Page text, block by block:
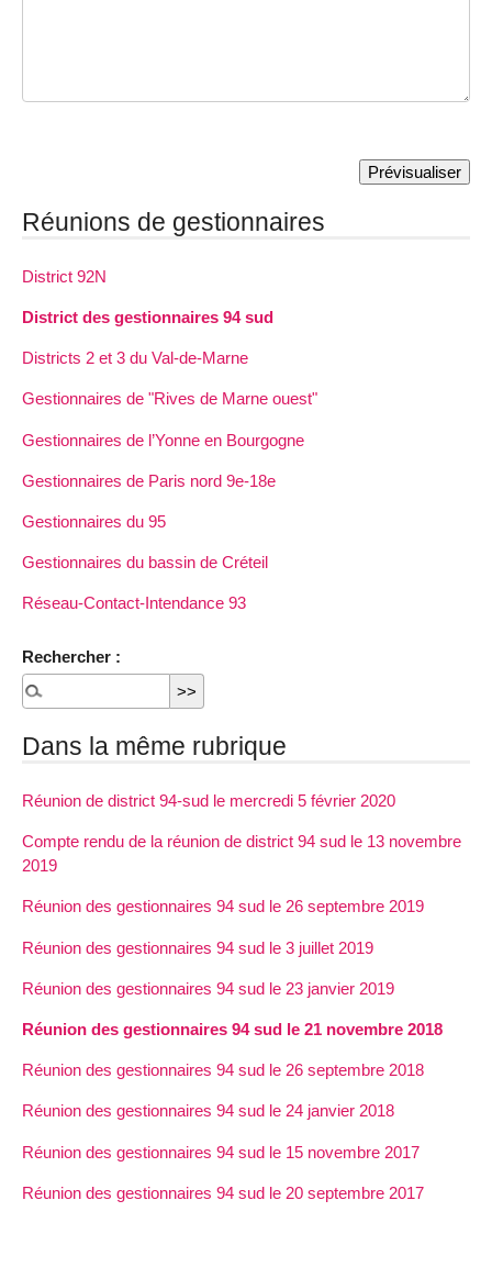
Réunions de gestionnaires
District 92N
District des gestionnaires 94 sud
Districts 2 et 3 du Val-de-Marne
Gestionnaires de "Rives de Marne ouest"
Gestionnaires de l’Yonne en Bourgogne
Gestionnaires de Paris nord 9e-18e
Gestionnaires du 95
Gestionnaires du bassin de Créteil
Réseau-Contact-Intendance 93
Rechercher :
Dans la même rubrique
Réunion de district 94-sud le mercredi 5 février 2020
Compte rendu de la réunion de district 94 sud le 13 novembre
2019
Réunion des gestionnaires 94 sud le 26 septembre 2019
Réunion des gestionnaires 94 sud le 3 juillet 2019
Réunion des gestionnaires 94 sud le 23 janvier 2019
Réunion des gestionnaires 94 sud le 21 novembre 2018
Réunion des gestionnaires 94 sud le 26 septembre 2018
Réunion des gestionnaires 94 sud le 24 janvier 2018
Réunion des gestionnaires 94 sud le 15 novembre 2017
Réunion des gestionnaires 94 sud le 20 septembre 2017